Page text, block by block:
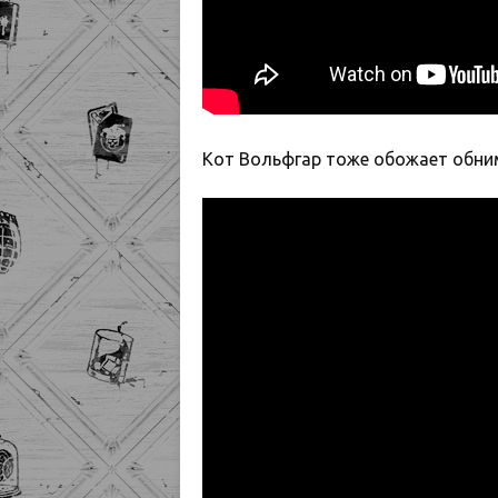
Кот Вольфгар тоже обожает